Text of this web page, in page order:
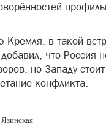
в такой
что Россия
но Западу
конфликта.